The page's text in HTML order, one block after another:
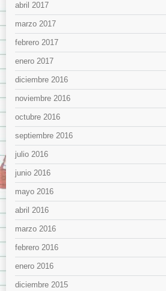
abril 2017
marzo 2017
febrero 2017
enero 2017
diciembre 2016
noviembre 2016
octubre 2016
septiembre 2016
julio 2016
junio 2016
mayo 2016
abril 2016
marzo 2016
febrero 2016
enero 2016
diciembre 2015